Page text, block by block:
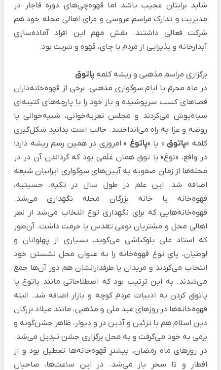
شاید برایتان عجیب باشد اما قهوه‌چی‌های دوره قاجار در
مدیریت و تدارک مراسم عروسی و عزای اهالی محله خود هم
شرکت فعالی داشتند. نقش مهم این افراد آماده‌سازی
آبدارخانه و پذیرایی از مردم با چای، قهوه و شربت بود.
برگزاری مراسم مذهبی و ریشه کلمه پاتوق
در ماه محرم یا ایام سوگواری مذهبی، برخی از قهوه‌خانه‌داران
فضاهای کسب سرپوشیده و باز خود را با پارچه‌های کتیبه‌ای
سیاه‌پوش می‌کردند و مجلس تعزیه‌خوانی، شبیه‌خوانی یا
روضه و عزا به راه می‌انداختند. جالب است بدانید شکل‌گیری
کلمه «پاتوق » یا «پاتوغ » امروزی در همین رسم ریشه دارد؛
در واقع، «توغ» یا توق همان عَلَمی بود که گرداندن آن در در
محله‌ها از زمان صفویه به آیین‌های سوگواری ایرانیان شیعه
اضافه شد. این علم در طول سال در تکیه، حسینیه،
قهوه‌خانه یا خانه بزرگان محله نگهداری می‌شد.
قهوه‌خانه‌هایی که برای نگهداری توغ انتخاب می‌شد از نظر
اهالی محل و مشتریان نوعی تقدس یا حرمت داشت. آن‌طور
که استاد علی بلوکباشی می‌گوید، بسیاری از پهلوانان و
لوطیان، پایِ توغ قهوه‌خانه را به عنوان محل نشستن خود
انتخاب می‌کردند و مریدان یا طرفدارانشان هم دور آن‌ها جمع
می‌شدند. به این ترتیب بود که اصطلاحاتی مانند پاتوغ یا
پاتوق کردن به ادبیات مردم کوچه و بازار اضافه شد. البته
قهوه‌خانه‌ها در روزهای عید ملی و مذهبی، مانند میلاد بزرگان
دین اسلام هم با تزئین و آذین در و دیوار، ظاهر جشن‌گونه و
بزمی به خود می‌گرفت و به محل برگزاری جشن تبدیل می‌شد.
در روزهای ماه رمضان، بیشترِ قهوه‌خانه‌ها تعطیل بود و از
افطار و تا سحر باز می‌شد. در این ساعت‌ها، صاحبان